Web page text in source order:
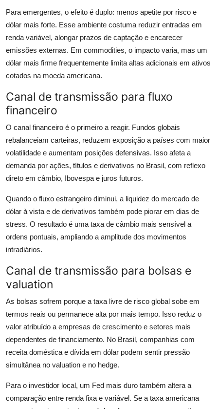
Para emergentes, o efeito é duplo: menos apetite por risco e
dólar mais forte. Esse ambiente costuma reduzir entradas em
renda variável, alongar prazos de captação e encarecer
emissões externas. Em commodities, o impacto varia, mas um
dólar mais firme frequentemente limita altas adicionais em ativos
cotados na moeda americana.
Canal de transmissão para fluxo
financeiro
O canal financeiro é o primeiro a reagir. Fundos globais
rebalanceiam carteiras, reduzem exposição a países com maior
volatilidade e aumentam posições defensivas. Isso afeta a
demanda por ações, títulos e derivativos no Brasil, com reflexo
direto em câmbio, Ibovespa e juros futuros.
Quando o fluxo estrangeiro diminui, a liquidez do mercado de
dólar à vista e de derivativos também pode piorar em dias de
stress. O resultado é uma taxa de câmbio mais sensível a
ordens pontuais, ampliando a amplitude dos movimentos
intradiários.
Canal de transmissão para bolsas e
valuation
As bolsas sofrem porque a taxa livre de risco global sobe em
termos reais ou permanece alta por mais tempo. Isso reduz o
valor atribuído a empresas de crescimento e setores mais
dependentes de financiamento. No Brasil, companhias com
receita doméstica e dívida em dólar podem sentir pressão
simultânea no valuation e no hedge.
Para o investidor local, um Fed mais duro também altera a
comparação entre renda fixa e variável. Se a taxa americana